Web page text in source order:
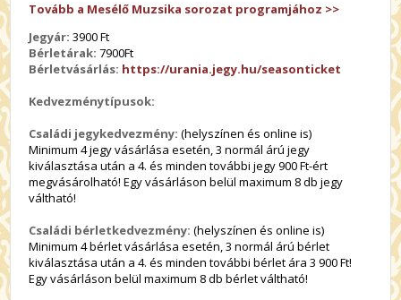
Tovább a Mesélő Muzsika sorozat programjához >>
Jegyár: 3900 Ft
Bérletárak:7900Ft
Bérletvásárlás: https://urania.jegy.hu/seasonticket
Kedvezménytípusok:
Családi jegykedvezmény: (helyszínen és online is)
Minimum 4 jegy vásárlása esetén, 3 normál árú jegy
kiválasztása után a 4. és minden további jegy 900 Ft-ért
megvásárolható! Egy vásárláson belül maximum 8 db jegy
váltható!
Családi bérletkedvezmény:(helyszínen és online is)
Minimum 4 bérlet vásárlása esetén, 3 normál árú bérlet
kiválasztása után a 4. és minden további bérlet ára 3 900 Ft!
Egy vásárláson belül maximum 8 db bérlet váltható!